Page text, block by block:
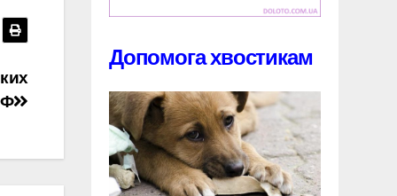
Допомога хвостикам